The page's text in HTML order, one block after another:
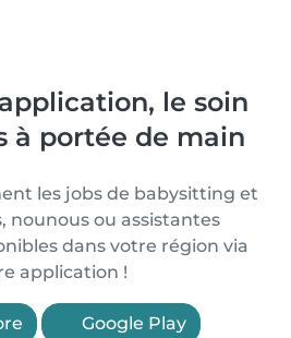
le soin
à portée de main
les jobs de babysitting et
nounous ou assistantes
dans votre région via
application !
Google Play